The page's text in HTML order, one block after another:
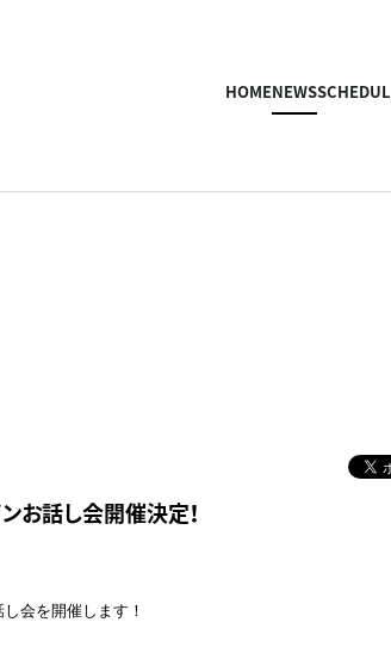
HOMENEWS
お話し会開催決定！
会を開催します！